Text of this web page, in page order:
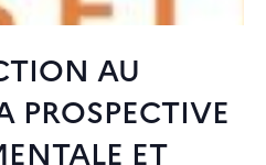
AU
PROSPECTIVE
ET